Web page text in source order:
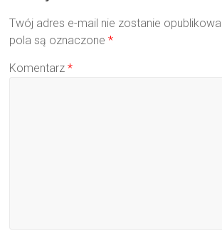
Twój adres e-mail nie zostanie
pola są oznaczone*
Komentarz*